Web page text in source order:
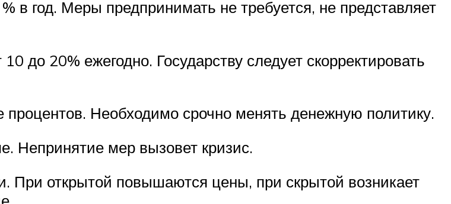
в год. Меры предпринимать не требуется, не представляет
до 20% ежегодно. Государству следует скорректировать
Необходимо срочно менять денежную политику.
Непринятие мер вызовет кризис.
При открытой повышаются цены, при скрытой возникает